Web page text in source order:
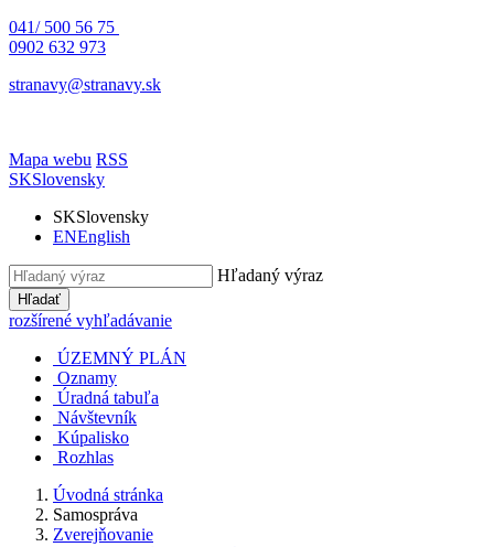
041/ 500 56 75
0902 632 973
stranavy@stranavy.sk
Mapa webu RSS
SKSlovensky
SKSlovensky
ENEnglish
Hľadaný výraz
Hľadať
rozšírené vyhľadávanie
ÚZEMNÝ PLÁN
Oznamy
Úradná tabuľa
Návštevník
Kúpalisko
Rozhlas
Úvodná stránka
Samospráva
Zverejňovanie